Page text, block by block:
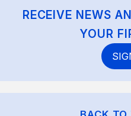
RECEIVE NEWS
YOUR